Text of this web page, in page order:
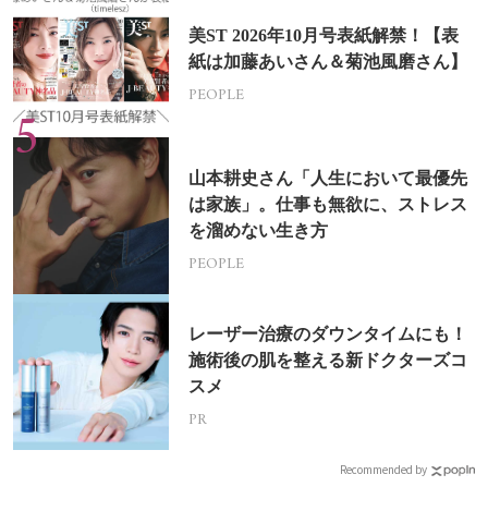
美ST 2026年10月号表紙解禁！【表
紙は加藤あいさん＆菊池風磨さん】
PEOPLE
山本耕史さん「人生において最優先
は家族」。仕事も無欲に、ストレス
を溜めない生き方
PEOPLE
レーザー治療のダウンタイムにも！
施術後の肌を整える新ドクターズコ
スメ
PR
Recommended by